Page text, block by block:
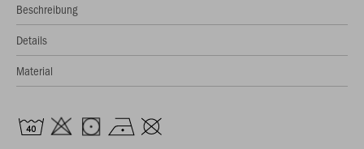
Beschreibung
Details
Material